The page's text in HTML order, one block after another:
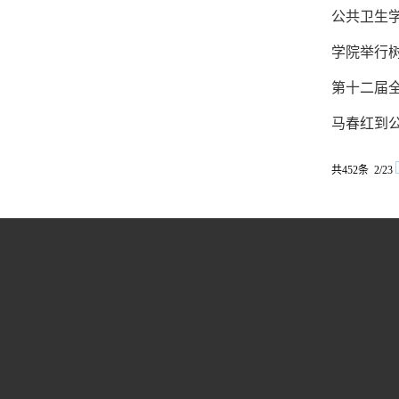
公共卫生
学院举行
第十二届
马春红到
共452条 2/23